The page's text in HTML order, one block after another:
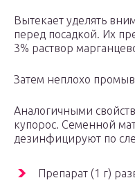
Вытекает уделять
перед посадкой. Их
3% раствор
Затем неплохо
Аналогичными
купорос. Семенной
дезинфицируют по
Препарат (1 г)